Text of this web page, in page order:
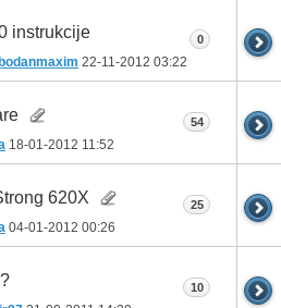
instrukcije
22-11-2012 03:22
0
18-01-2012 11:52
54
620X
04-01-2012 00:26
25
10